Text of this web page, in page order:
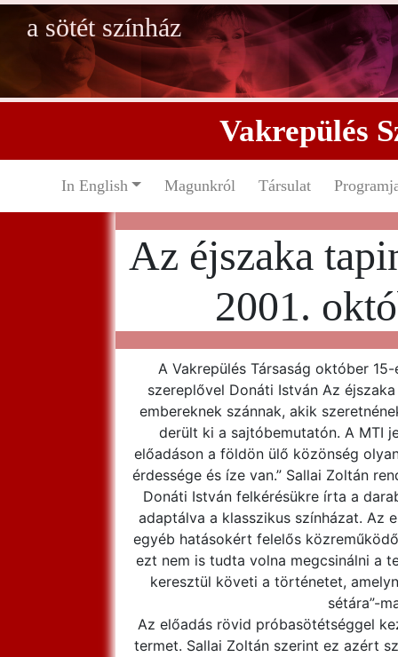
a sötét színház
Vakrepülés
In English Magunkról Társulat
Az éjszaka
2001.
A Vakrepülés Társaság október
szereplővel Donáti István Az
embereknek szánnak, akik
derült ki a sajtóbemutatón. A MTI
előadáson a földön ülő közönség
érdessége és íze van.” Sallai Zoltán
Donáti István felkérésükre írta a
adaptálva a klasszikus színházat. Az
egyéb hatásokért felelős
ezt nem is tudta volna megcsinálni a
keresztül követi a történetet,
sétára”-
Az előadás rövid próbasötétséggel
termet. Sallai Zoltán szerint ez azért